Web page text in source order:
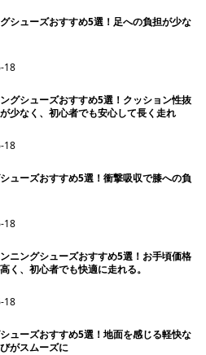
シューズおすすめ5選！足への負担が少な
18
グシューズおすすめ5選！クッション性抜
少なく、初心者でも安心して長く走れ
18
ューズおすすめ5選！衝撃吸収で膝への負
18
ニングシューズおすすめ5選！お手頃価格
く、初心者でも快適に走れる。
18
ューズおすすめ5選！地面を感じる軽快な
がスムーズに